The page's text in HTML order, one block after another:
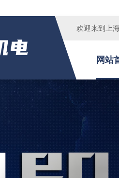
欢迎来到 上
网站